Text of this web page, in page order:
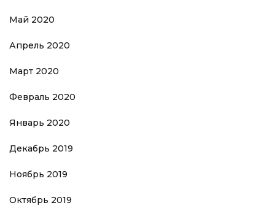
Май 2020
Апрель 2020
Март 2020
Февраль 2020
Январь 2020
Декабрь 2019
Ноябрь 2019
Октябрь 2019